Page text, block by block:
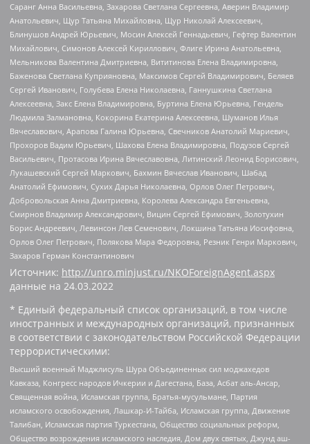
Саранг Анна Васильевна, Захарова Светлана Сергеевна, Аверин Владимир
Анатольевич, Щур Татьяна Михайловна, Щур Николай Алексеевич,
Блинушов Андрей Юрьевич, Мосин Алексей Геннадьевич, Гефтер Валентин
Михайлович, Симонов Алексей Кириллович, Флиге Ирина Анатольевна,
Мельникова Валентина Дмитриевна, Вититинова Елена Владимировна,
Баженова Светлана Куприяновна, Максимов Сергей Владимирович, Беляев
Сергей Иванович, Голубева Елена Николаевна, Ганнушкина Светлана
Алексеевна, Закс Елена Владимировна, Буртина Елена Юрьевна, Гендель
Людмила Залмановна, Кокорина Екатерина Алексеевна, Шуманов Илья
Вячеславович, Арапова Галина Юрьевна, Свечников Анатолий Мариевич,
Прохоров Вадим Юрьевич, Шахова Елена Владимировна, Подузов Сергей
Васильевич, Протасова Ирина Вячеславовна, Литинский Леонид Борисович,
Лукашевский Сергей Маркович, Бахмин Вячеслав Иванович, Шабад
Анатолий Ефимович, Сухих Дарья Николаевна, Орлов Олег Петрович,
Добровольская Анна Дмитриевна, Королева Александра Евгеньевна,
Смирнов Владимир Александрович, Вицин Сергей Ефимович, Золотухин
Борис Андреевич, Левинсон Лев Семенович, Локшина Татьяна Иосифовна,
Орлов Олег Петрович, Полякова Мара Федоровна, Резник Генри Маркович,
Захаров Герман Константинович
Источник: http://unro.minjust.ru/NKOForeignAgent.aspx
данные на 24.03.2022
* Единый федеральный список организаций, в том числе
иностранных и международных организаций, признанных
в соответствии с законодательством Российской Федерации
террористическими:
Высший военный Маджлисуль Шура Объединенных сил моджахедов
Кавказа, Конгресс народов Ичкерии и Дагестана, База, Асбат аль-Ансар,
Священная война, Исламская группа, Братья-мусульмане, Партия
исламского освобождения, Лашкар-И-Тайба, Исламская группа, Движение
Талибан, Исламская партия Туркестана, Общество социальных реформ,
Общество возрождения исламского наследия, Дом двух святых, Джунд аш-